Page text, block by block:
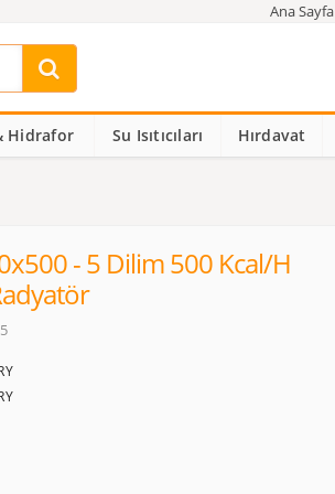
Ana Sayfa
Hidrafor Su Isıtıcıları Hırdavat
- 5 Dilim 500 Kcal/h